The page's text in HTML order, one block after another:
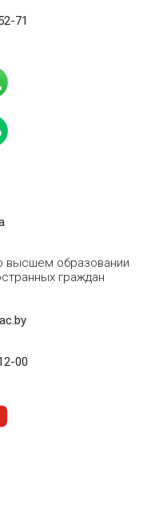
71
высшем образовании
граждан
00